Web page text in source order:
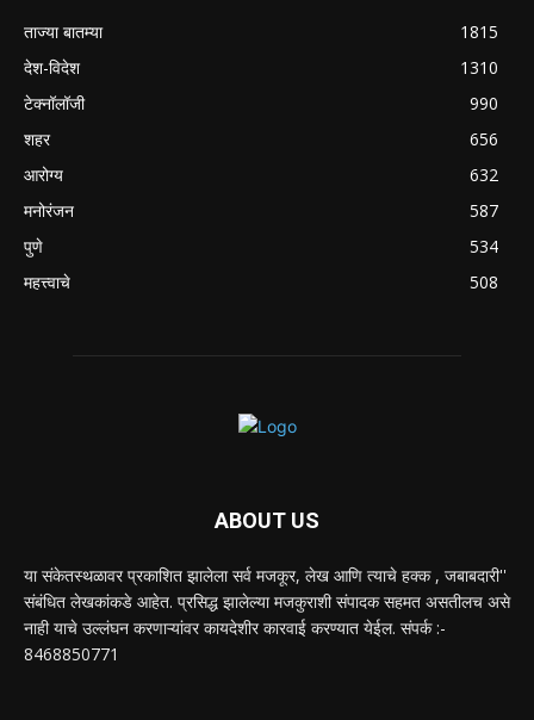
ताज्या बातम्या
1815
देश-विदेश
1310
टेक्नॉलॉजी
990
शहर
656
आरोग्य
632
मनोरंजन
587
पुणे
534
महत्त्वाचे
508
ABOUT US
या संकेतस्थळावर प्रकाशित झालेला सर्व मजकूर, लेख आणि त्याचे हक्क , जबाबदारी''
संबंधित लेखकांकडे आहेत. प्रसिद्ध झालेल्या मजकुराशी संपादक सहमत असतीलच असे
नाही याचे उल्लंघन करणाऱ्यांवर कायदेशीर कारवाई करण्यात येईल. संपर्क :-
8468850771